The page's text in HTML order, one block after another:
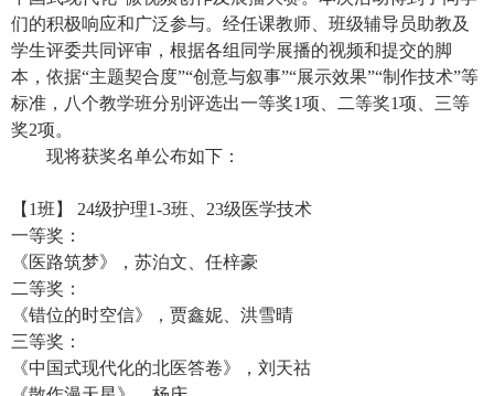
们的积极响应和广泛参与。经任课教师、班级辅导员助教及
学生评委共同评审，根据各组同学展播的视频和提交的脚
本，依据“主题契合度”“创意与叙事”“展示效果”“制作技术”等
标准，八个教学班分别评选出一等奖1项、二等奖1项、三等
奖2项。
现将获奖名单公布如下：
【 1班】 24级护理1-3班、 23级医学技术
一等奖：
《医路筑梦》，苏泊文、任梓豪
二等奖：
《错位的时空信》，贾鑫妮、洪雪晴
三等奖：
《中国式现代化的北医答卷》，刘天祜